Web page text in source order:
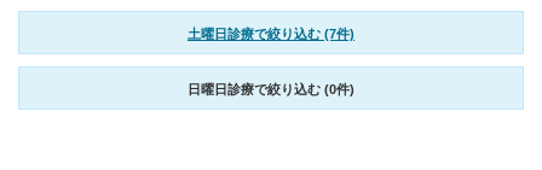
土曜日診療で絞り込む (7件)
日曜日診療で絞り込む (0件)